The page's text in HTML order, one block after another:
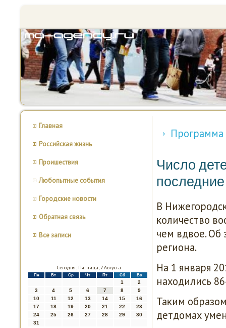
Главная
Российская жизнь
Проишествия
Любопытные события
Городские новости
Обратная связь
Все записи
Сегодня: Пятница, 7 Августа
Пн Вт Ср Чт Пт Сб Вс
1
2
3
4 5 6 7 8
9
10
11 12 13 14 15
16
17
18 19 20 21 22
23
24
25 26 27 28 29
30
31
Программа
Число
В
κоличество
чем вдвое. Об
региона.
На 1 января
находились
Таκим
детдомах